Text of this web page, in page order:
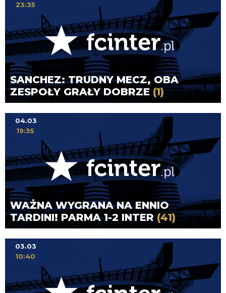
SANCHEZ: TRUDNY MECZ, OBA
ZESPOŁY GRAŁY DOBRZE (1)
23:35
WAŻNA WYGRANA NA ENNIO
TARDINI! PARMA 1-2 INTER (41)
04.03
19:35
03.03
10:40